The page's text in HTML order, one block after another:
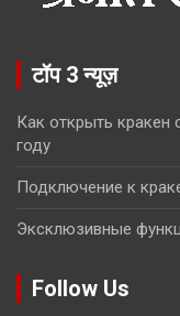
टॉप 3 न्यूज़
Как открыть кракен
году
Подключение к
Эксклюзивные
Follow Us